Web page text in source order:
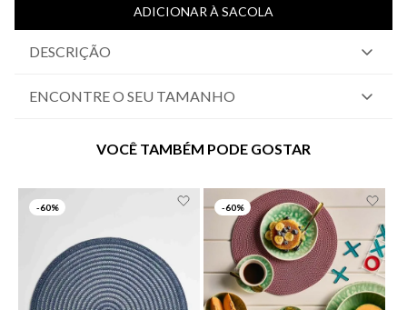
ADICIONAR À SACOLA
DESCRIÇÃO
ENCONTRE O SEU TAMANHO
VOCÊ TAMBÉM PODE GOSTAR
-60% -60%